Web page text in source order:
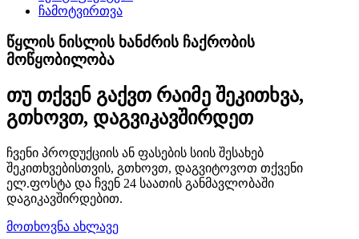
ჩამოტვირთვა
წყლის ნისლის ხანძრის ჩაქრობის
მოწყობილობა
თუ თქვენ გაქვთ რაიმე შეკითხვა,
გთხოვთ, დაგვიკავშირდეთ
ჩვენი პროდუქციის ან ფასების სიის შესახებ
შეკითხვებისთვის, გთხოვთ, დაგვიტოვოთ თქვენი
ელ.ფოსტა და ჩვენ 24 საათის განმავლობაში
დაგიკავშირდებით.
მოთხოვნა ახლავე